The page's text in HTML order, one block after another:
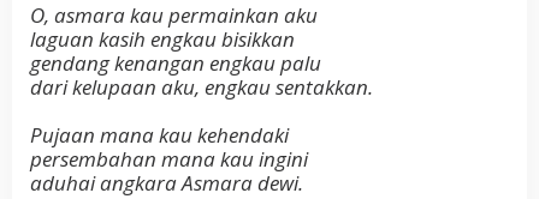
O, asmara kau permainkan aku
laguan kasih engkau bisikkan
gendang kenangan engkau palu
dari kelupaan aku, engkau sentakkan.
Pujaan mana kau kehendaki
persembahan mana kau ingini
aduhai angkara Asmara dewi.